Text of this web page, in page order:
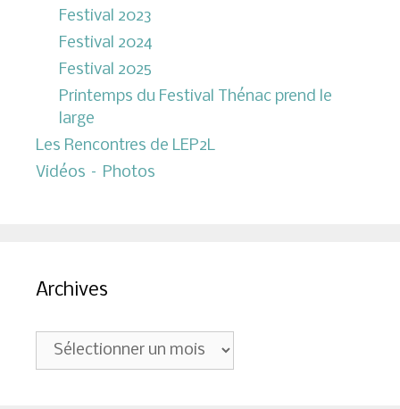
Festival 2023
Festival 2024
Festival 2025
Printemps du Festival Thénac prend le
large
Les Rencontres de LEP2L
Vidéos – Photos
Archives
Archives